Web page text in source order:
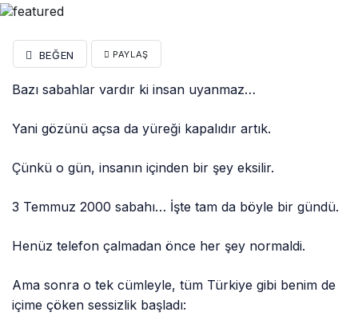
BEĞEN PAYLAŞ
Bazı sabahlar vardır ki insan uyanmaz…
Yani gözünü açsa da yüreği kapalıdır artık.
Çünkü o gün, insanın içinden bir şey eksilir.
3 Temmuz 2000 sabahı… İşte tam da böyle bir gündü.
Henüz telefon çalmadan önce her şey normaldi.
Ama sonra o tek cümleyle, tüm Türkiye gibi benim de
içime çöken sessizlik başladı: